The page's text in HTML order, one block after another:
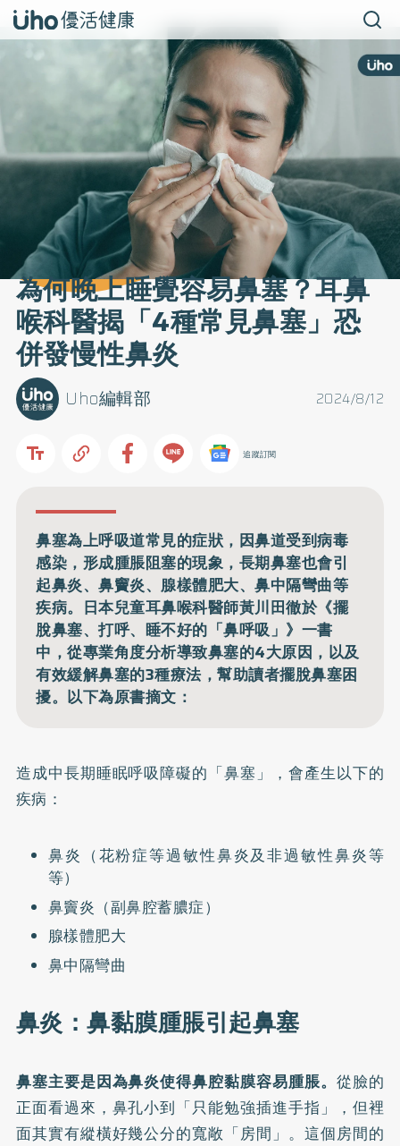
為何晚上睡覺容易鼻塞？耳鼻
喉科醫揭「4種常見鼻塞」恐
併發慢性鼻炎
2024/8/12
Uho編輯部
追蹤訂閱
鼻塞為上呼吸道常見的症狀，因鼻道受到病毒
感染，形成腫脹阻塞的現象，長期鼻塞也會引
起鼻炎、鼻竇炎、腺樣體肥大、鼻中隔彎曲等
疾病。日本兒童耳鼻喉科醫師黃川田徹於《擺
脫鼻塞、打呼、睡不好的「鼻呼吸」》一書
中，從專業角度分析導致鼻塞的4大原因，以及
有效緩解鼻塞的3種療法，幫助讀者擺脫鼻塞困
擾。以下為原書摘文：
造成中長期睡眠呼吸障礙的「鼻塞」，會產生以下的
疾病：
鼻炎（花粉症等過敏性鼻炎及非過敏性鼻炎等
等）
鼻竇炎（副鼻腔蓄膿症）
腺樣體肥大
鼻中隔彎曲
鼻炎：鼻黏膜腫脹引起鼻塞
鼻塞主要是因為鼻炎使得鼻腔黏膜容易腫脹。 從臉的
正面看過來，鼻孔小到「只能勉強插進手指」，但裡
面其實有縱橫好幾公分的寬敞「房間」。這個房間的